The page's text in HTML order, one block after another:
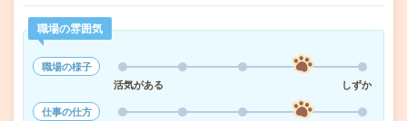
職場の雰囲気
職場の様子
活気がある
しずか
仕事の仕方